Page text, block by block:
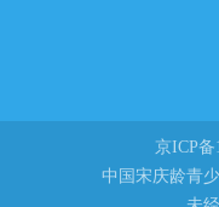
京ICP备
中国宋庆龄青